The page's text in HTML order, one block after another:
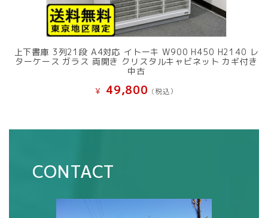
上下書庫 3列21段 A4対応 イトーキ W900 H450 H2140 レ
ターケース ガラス 両開き クリスタルキャビネット カギ付き
中古
¥ 49,800 (税込）
CONTACT